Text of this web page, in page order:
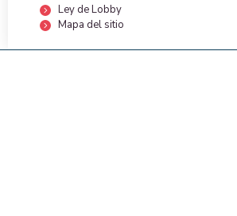
Ley de Lobby
Mapa del sitio